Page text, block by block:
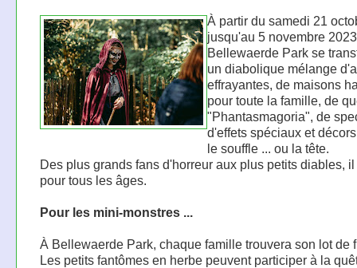
À partir du samedi 21
jusqu'au 5 novembre
Bellewaerde Park se
un diabolique mélange
effrayantes, de maisons
pour toute la famille, de
"Phantasmagoria", de
d'effets spéciaux et
le souffle ... ou la tête.
Des plus grands fans d'horreur aux plus petits diables,
pour tous les âges.
Pour les mini-monstres ...
À Bellewaerde Park, chaque famille trouvera son lot de
Les petits fantômes en herbe peuvent participer à la